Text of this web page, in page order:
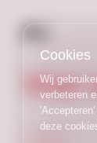
expositie
Cookies
Wij
verbeteren
deze